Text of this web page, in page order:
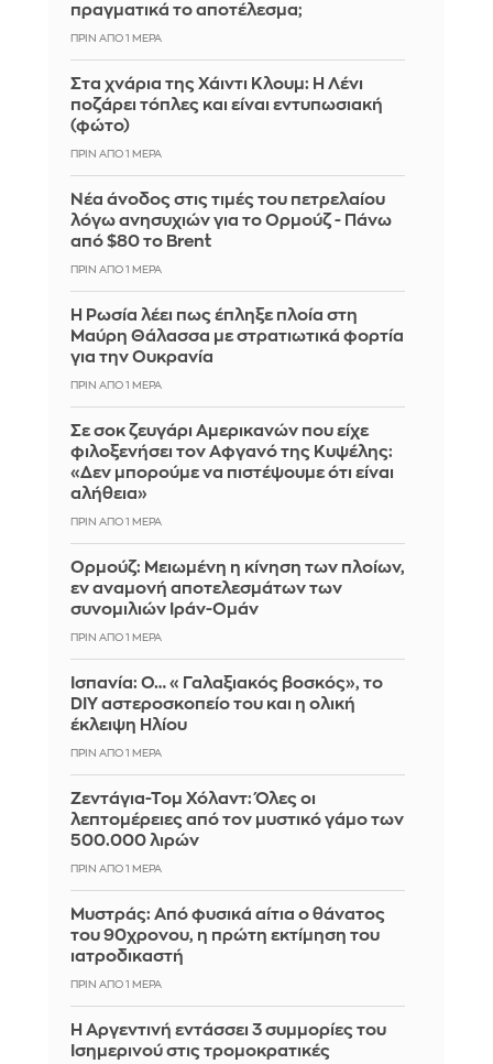
πραγματικά το αποτέλεσμα;
ΠΡΙΝ ΑΠΌ 1 ΜΈΡΑ
Στα χνάρια της Χάιντι Κλουμ: Η Λένι
ποζάρει τόπλες και είναι εντυπωσιακή
(φώτο)
ΠΡΙΝ ΑΠΌ 1 ΜΈΡΑ
Νέα άνοδος στις τιμές του πετρελαίου
λόγω ανησυχιών για το Ορμούζ - Πάνω
από $80 το Brent
ΠΡΙΝ ΑΠΌ 1 ΜΈΡΑ
Η Ρωσία λέει πως έπληξε πλοία στη
Μαύρη Θάλασσα με στρατιωτικά φορτία
για την Ουκρανία
ΠΡΙΝ ΑΠΌ 1 ΜΈΡΑ
Σε σοκ ζευγάρι Αμερικανών που είχε
φιλοξενήσει τον Αφγανό της Κυψέλης:
«Δεν μπορούμε να πιστέψουμε ότι είναι
αλήθεια»
ΠΡΙΝ ΑΠΌ 1 ΜΈΡΑ
Ορμούζ: Μειωμένη η κίνηση των πλοίων,
εν αναμονή αποτελεσμάτων των
συνομιλιών Ιράν-Ομάν
ΠΡΙΝ ΑΠΌ 1 ΜΈΡΑ
Ισπανία: Ο… «Γαλαξιακός βοσκός», το
DIY αστεροσκοπείο του και η ολική
έκλειψη Ηλίου
ΠΡΙΝ ΑΠΌ 1 ΜΈΡΑ
Ζεντάγια-Τομ Χόλαντ: Όλες οι
λεπτομέρειες από τον μυστικό γάμο των
500.000 λιρών
ΠΡΙΝ ΑΠΌ 1 ΜΈΡΑ
Μυστράς: Από φυσικά αίτια ο θάνατος
του 90χρονου, η πρώτη εκτίμηση του
ιατροδικαστή
ΠΡΙΝ ΑΠΌ 1 ΜΈΡΑ
Η Αργεντινή εντάσσει 3 συμμορίες του
Ισημερινού στις τρομοκρατικές